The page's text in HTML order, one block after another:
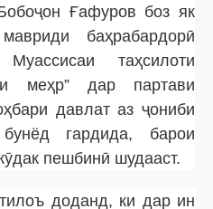
Ғафуров боз як
баҳрабардорӣ
таҳсилоти
меҳр” дар партави
давлат аз ҷониби
гардида, барои
пешбинӣ шудааст.
доданд, ки дар ин